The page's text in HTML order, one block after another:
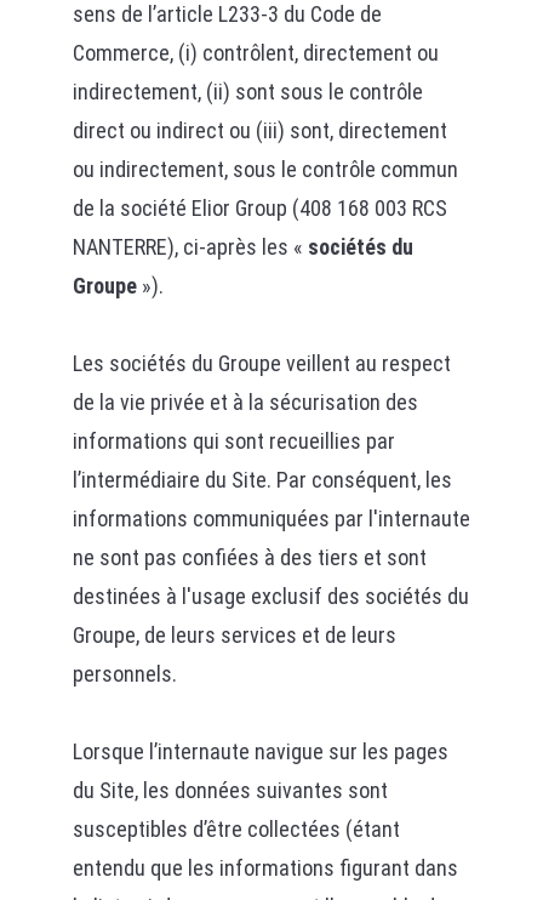
sens de l’article L233-3 du Code de
Commerce, (i) contrôlent, directement ou
indirectement, (ii) sont sous le contrôle
direct ou indirect ou (iii) sont, directement
ou indirectement, sous le contrôle commun
de la société Elior Group (408 168 003 RCS
NANTERRE), ci-après les « sociétés du
Groupe»).
Les sociétés du Groupe veillent au respect
de la vie privée et à la sécurisation des
informations qui sont recueillies par
l’intermédiaire du Site. Par conséquent, les
informations communiquées par l'internaute
ne sont pas confiées à des tiers et sont
destinées à l'usage exclusif des sociétés du
Groupe, de leurs services et de leurs
personnels.
Lorsque l’internaute navigue sur les pages
du Site, les données suivantes sont
susceptibles d’être collectées (étant
entendu que les informations figurant dans